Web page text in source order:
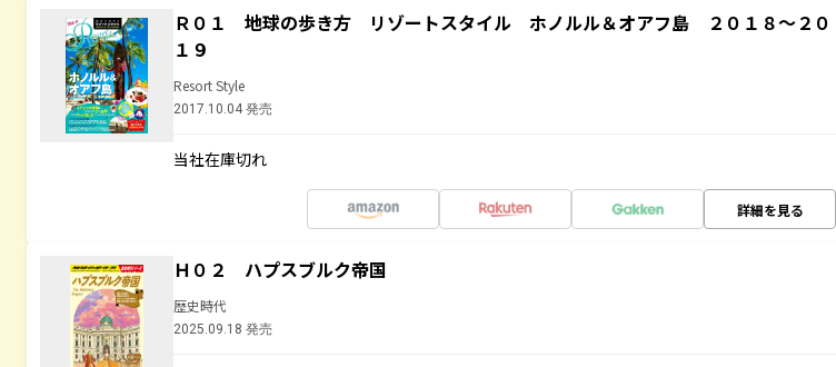
Ｒ０１ 地球の歩き方 リゾートスタイル ホノルル＆オアフ島 ２０１８～２０
１９
Resort Style
2017.10.04 発売
当社在庫切れ
詳細を見る
Ｈ０２ ハプスブルク帝国
歴史時代
2025.09.18 発売